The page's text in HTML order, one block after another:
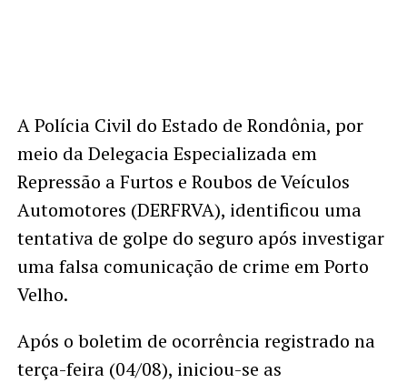
A Polícia Civil do Estado de Rondônia, por
meio da Delegacia Especializada em
Repressão a Furtos e Roubos de Veículos
Automotores (DERFRVA), identificou uma
tentativa de golpe do seguro após investigar
uma falsa comunicação de crime em Porto
Velho.
Após o boletim de ocorrência registrado na
terça-feira (04/08), iniciou-se as